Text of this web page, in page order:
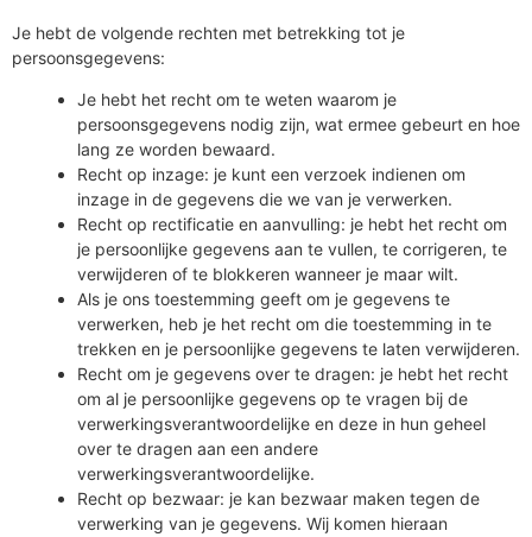
Je hebt de volgende rechten met betrekking tot je
persoonsgegevens:
Je hebt het recht om te weten waarom je
persoonsgegevens nodig zijn, wat ermee gebeurt en hoe
lang ze worden bewaard.
Recht op inzage: je kunt een verzoek indienen om
inzage in de gegevens die we van je verwerken.
Recht op rectificatie en aanvulling: je hebt het recht om
je persoonlijke gegevens aan te vullen, te corrigeren, te
verwijderen of te blokkeren wanneer je maar wilt.
Als je ons toestemming geeft om je gegevens te
verwerken, heb je het recht om die toestemming in te
trekken en je persoonlijke gegevens te laten verwijderen.
Recht om je gegevens over te dragen: je hebt het recht
om al je persoonlijke gegevens op te vragen bij de
verwerkingsverantwoordelijke en deze in hun geheel
over te dragen aan een andere
verwerkingsverantwoordelijke.
Recht op bezwaar: je kan bezwaar maken tegen de
verwerking van je gegevens. Wij komen hieraan